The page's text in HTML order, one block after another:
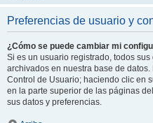
Preferencias de usuario y
¿Cómo se puede cambiar mi
Si es un usuario registrado, todos
archivados en nuestra base de
Control de Usuario; haciendo clic en
en la parte superior de las páginas
sus datos y preferencias.